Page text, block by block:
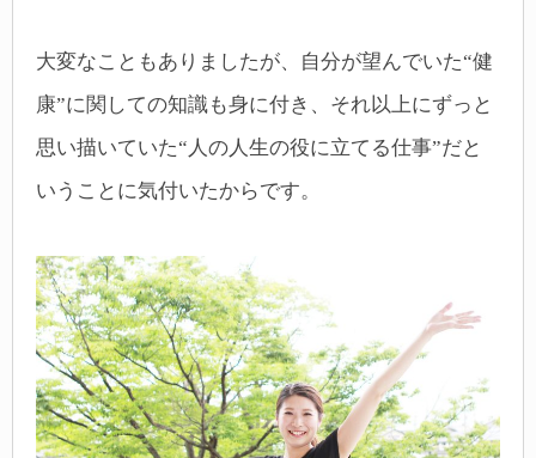
大変なこともありましたが、自分が望んでいた“健
康”に関しての知識も身に付き、それ以上にずっと
思い描いていた“人の人生の役に立てる仕事”だと
いうことに気付いたからです。